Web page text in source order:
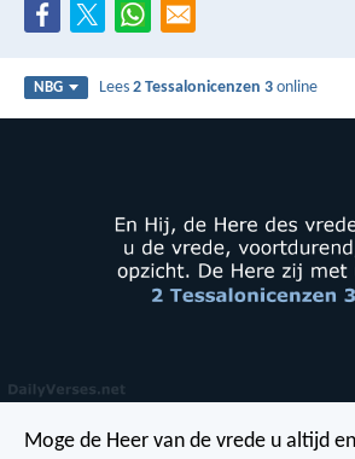
NBG Lees2 Tessalonicenzen 3 online
Moge de Heer van de vrede u altijd